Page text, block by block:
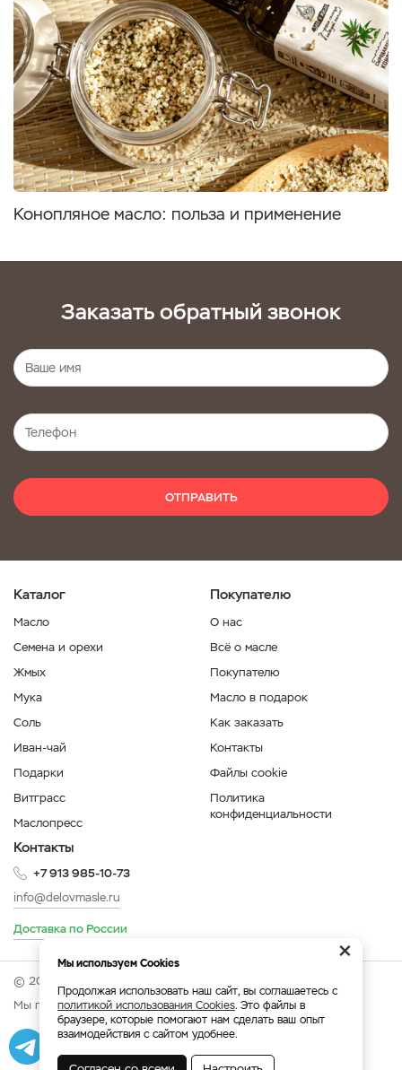
Конопляное масло: польза и применение
Заказать обратный звонок
ОТПРАВИТЬ
Каталог
Масло
Семена и орехи
Жмых
Мука
Соль
Иван-чай
Подарки
Витграсс
Маслопресс
Покупателю
О нас
Всё о масле
Покупателю
Масло в подарок
Как заказать
Контакты
Файлы cookie
Политика
конфиденциальности
Контакты
+7 913 985-10-73
info@delovmasle.ru
Доставка по России
© 2026 Интернет-магазин "Дело в масле".
Мы принимаем:
Разработка Веб-аналитика
×
Мы используем Cookies
Продолжая использовать наш сайт, вы соглашаетесь с
политикой использования Cookies. Это файлы в
браузере, которые помогают нам сделать ваш опыт
взаимодействия с сайтом удобнее.